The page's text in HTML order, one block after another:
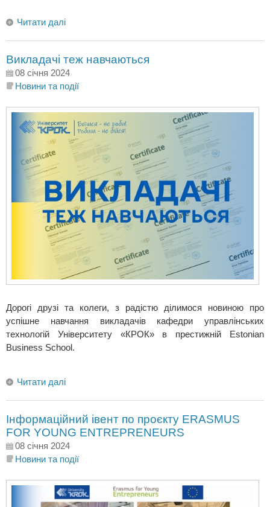
Читати далі
Викладачі теж навчаються
08 січня 2024
Новини та події
Дорогі друзі та колеги, з радістю ділимося новиною про
успішне навчання викладачів кафедри управлінських
технологій Університету «КРОК» в престижній Estonian
Business School.
Читати далі
Інформаційний івент по проєкту ERASMUS
FOR YOUNG ENTREPRENEURS
08 січня 2024
Новини та події